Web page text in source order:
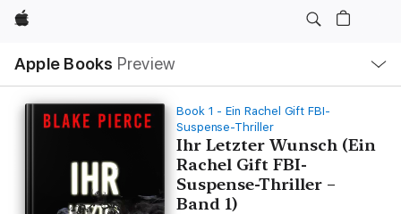
Apple
Apple Books Preview
Nav
Open
Menu
Book 1 - Ein Rachel Gift FBI-
Suspense-Thriller
Ihr Letzter Wunsch (Ein
Rachel Gift FBI-
Suspense-Thriller –
Band 1)